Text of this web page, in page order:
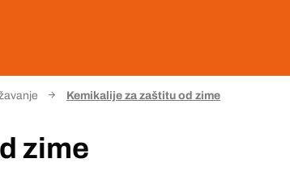
Kemikalije za zaštitu od zime
zime